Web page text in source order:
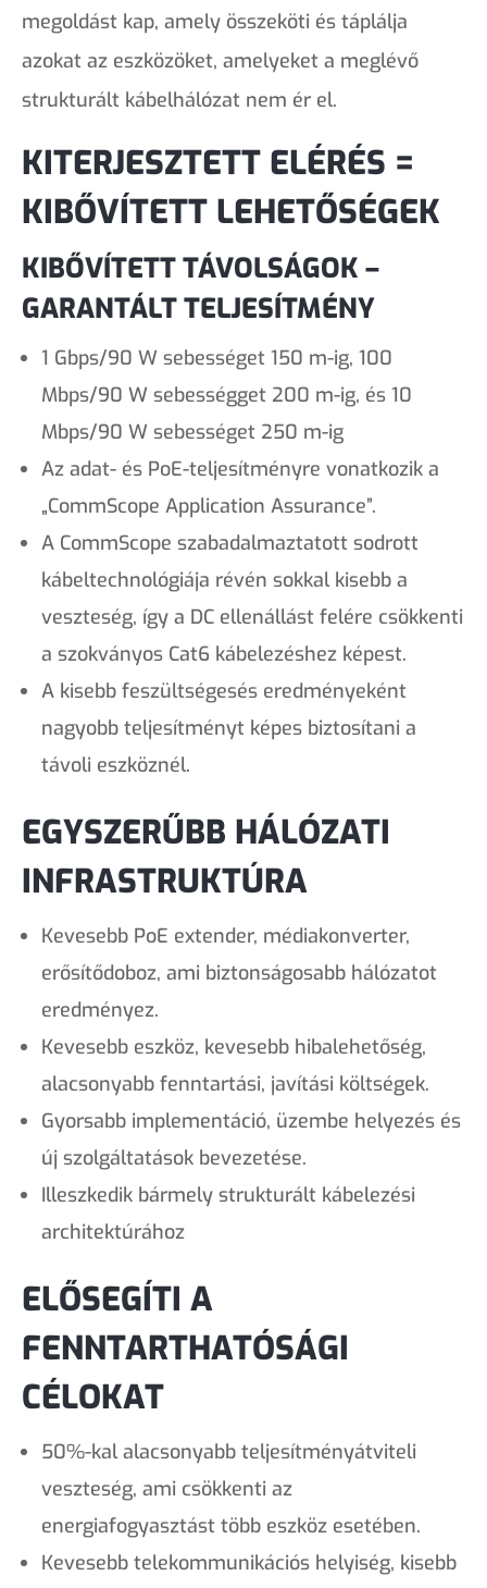
megoldást kap, amely összeköti és táplálja
azokat az eszközöket, amelyeket a meglévő
strukturált kábelhálózat nem ér el.
KITERJESZTETT ELÉRÉS =
KIBŐVÍTETT LEHETŐSÉGEK
KIBŐVÍTETT TÁVOLSÁGOK –
GARANTÁLT TELJESÍTMÉNY
1 Gbps/90 W sebességet 150 m-ig, 100
Mbps/90 W sebességget 200 m-ig, és 10
Mbps/90 W sebességet 250 m-ig
Az adat- és PoE-teljesítményre vonatkozik a
„CommScope Application Assurance”.
A CommScope szabadalmaztatott sodrott
kábeltechnológiája révén sokkal kisebb a
veszteség, így a DC ellenállást felére csökkenti
a szokványos Cat6 kábelezéshez képest.
A kisebb feszültségesés eredményeként
nagyobb teljesítményt képes biztosítani a
távoli eszköznél.
EGYSZERŰBB HÁLÓZATI
INFRASTRUKTÚRA
Kevesebb PoE extender, médiakonverter,
erősítődoboz, ami biztonságosabb hálózatot
eredményez.
Kevesebb eszköz, kevesebb hibalehetőség,
alacsonyabb fenntartási, javítási költségek.
Gyorsabb implementáció, üzembe helyezés és
új szolgáltatások bevezetése.
Illeszkedik bármely strukturált kábelezési
architektúrához
ELŐSEGÍTI A
FENNTARTHATÓSÁGI
CÉLOKAT
50%-kal alacsonyabb teljesítményátviteli
veszteség, ami csökkenti az
energiafogyasztást több eszköz esetében.
Kevesebb telekommunikációs helyiség, kisebb